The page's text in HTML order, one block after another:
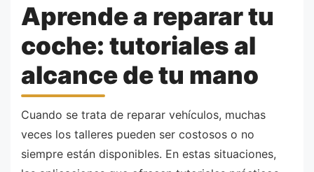
Aprende a reparar tu
coche: tutoriales al
alcance de tu mano
Cuando se trata de reparar vehículos, muchas
veces los talleres pueden ser costosos o no
siempre están disponibles. En estas situaciones,